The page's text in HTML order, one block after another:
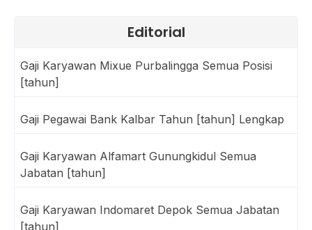
Editorial
Gaji Karyawan Mixue Purbalingga Semua Posisi
[tahun]
Gaji Pegawai Bank Kalbar Tahun [tahun] Lengkap
Gaji Karyawan Alfamart Gunungkidul Semua
Jabatan [tahun]
Gaji Karyawan Indomaret Depok Semua Jabatan
[tahun]